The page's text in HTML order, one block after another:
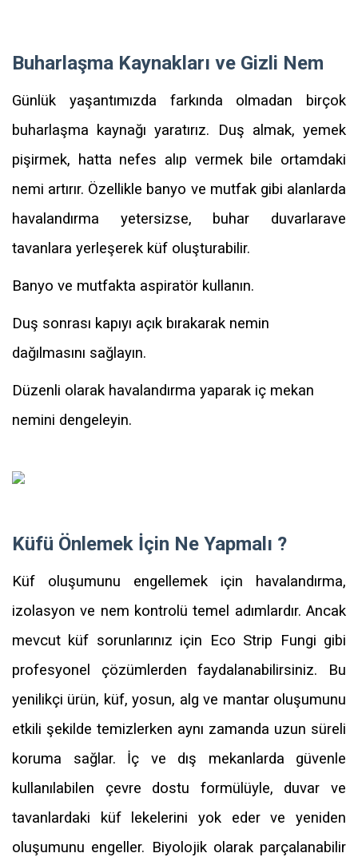
Buharlaşma Kaynakları ve Gizli Nem
Günlük yaşantımızda farkında olmadan birçok
buharlaşma kaynağı yaratırız. Duş almak, yemek
pişirmek, hatta nefes alıp vermek bile ortamdaki
nemi artırır. Özellikle banyo ve mutfak gibi alanlarda
havalandırma yetersizse, buhar duvarlarave
tavanlara yerleşerek küf oluşturabilir.
Banyo ve mutfakta aspiratör kullanın.
Duş sonrası kapıyı açık bırakarak nemin
dağılmasını sağlayın.
Düzenli olarak havalandırma yaparak iç mekan
nemini dengeleyin.
Küfü Önlemek İçin Ne Yapmalı ?
Küf oluşumunu engellemek için havalandırma,
izolasyon ve nem kontrolü temel adımlardır. Ancak
mevcut küf sorunlarınız için Eco Strip Fungi gibi
profesyonel çözümlerden faydalanabilirsiniz. Bu
yenilikçi ürün, küf, yosun, alg ve mantar oluşumunu
etkili şekilde temizlerken aynı zamanda uzun süreli
koruma sağlar. İç ve dış mekanlarda güvenle
kullanılabilen çevre dostu formülüyle, duvar ve
tavanlardaki küf lekelerini yok eder ve yeniden
oluşumunu engeller. Biyolojik olarak parçalanabilir